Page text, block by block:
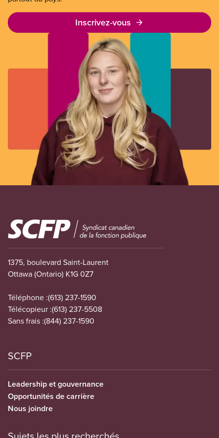
Inscrivez-vous
Image
1375, boulevard Saint-Laurent
Ottawa (Ontario) K1G 0Z7
Téléphone :(613) 237-1590
Télécopieur :(613) 237-5508
Sans frais :(844) 237-1590
SCFP
Leadership et gouvernance
Opportunités de carrière
Nous joindre